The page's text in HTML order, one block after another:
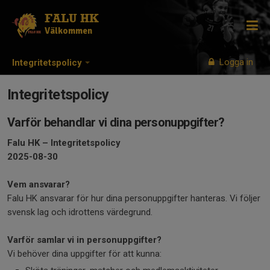
Integritetspolicy Logga in
FALU HK
Välkommen
Integritetspolicy
Varför behandlar vi dina personuppgifter?
Falu HK – Integritetspolicy
2025-08-30
Vem ansvarar?
Falu HK ansvarar för hur dina personuppgifter hanteras. Vi följer
svensk lag och idrottens värdegrund.
Varför samlar vi in personuppgifter?
Vi behöver dina uppgifter för att kunna: